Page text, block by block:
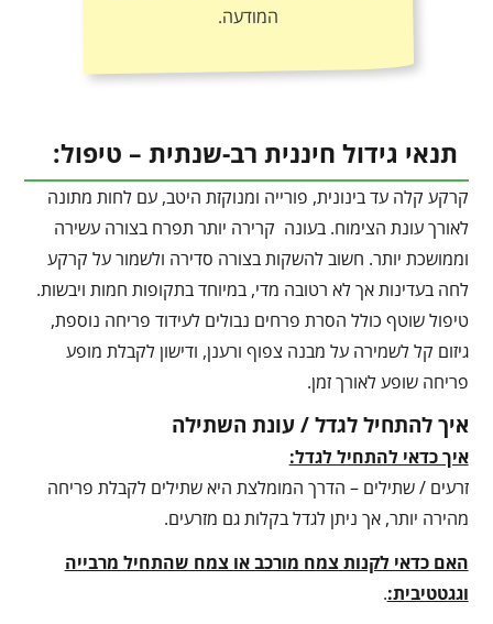
המודעה.
תנאי גידול חיננית רב-שנתית – טיפול:
קרקע קלה עד בינונית, פורייה ומנוקזת היטב, עם לחות מתונה
לאורך עונת הצימוח. בעונה קרירה יותר תפרח בצורה עשירה
וממושכת יותר. חשוב להשקות בצורה סדירה ולשמור על קרקע
לחה בעדינות אך לא רטובה מדי, במיוחד בתקופות חמות ויבשות.
טיפול שוטף כולל הסרת פרחים נבולים לעידוד פריחה נוספת,
גיזום קל לשמירה על מבנה צפוף ורענן, ודישון לקבלת מופע
פריחה שופע לאורך זמן.
איך להתחיל לגדל / עונת השתילה
איך כדאי להתחיל לגדל:
זרעים / שתילים – הדרך המומלצת היא שתילים לקבלת פריחה
מהירה יותר, אך ניתן לגדל בקלות גם מזרעים.
האם כדאי לקנות צמח מורכב או צמח שהתחיל מרבייה
וגגטטיבית:.